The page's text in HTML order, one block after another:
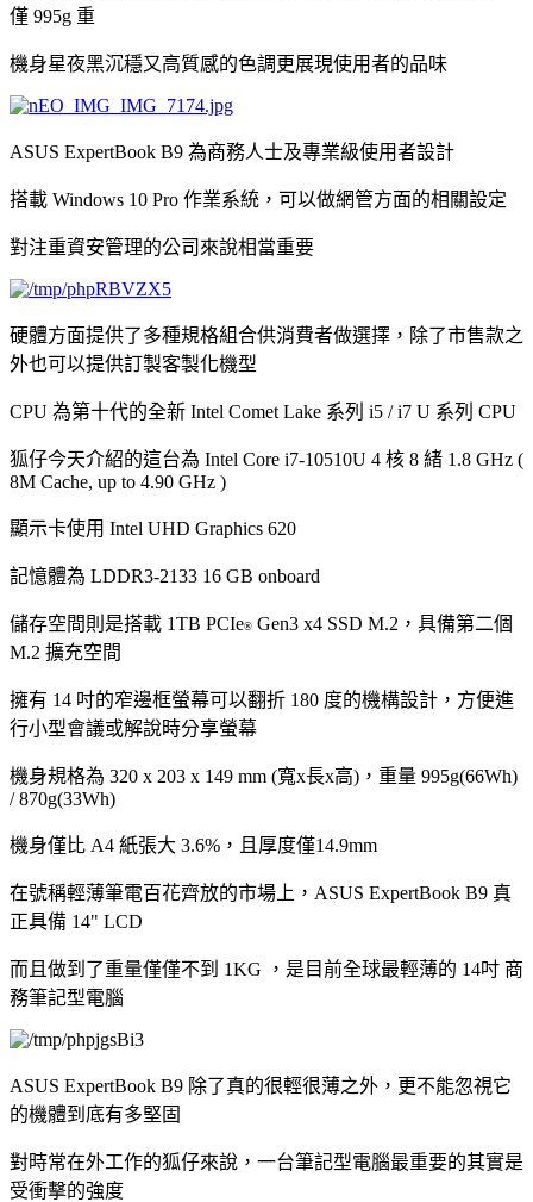
僅 995g 重
機身星夜黑沉穩又高質感的色調更展現使用者的品味
ASUS ExpertBook B9 為商務人士及專業級使用者設計
搭載 Windows 10 Pro 作業系統，可以做網管方面的相關設定
對注重資安管理的公司來說相當重要
硬體方面提供了多種規格組合供消費者做選擇，除了市售款之
外也可以提供訂製客製化機型
CPU 為第十代的全新 Intel Comet Lake 系列 i5 / i7 U 系列 CPU
狐仔今天介紹的這台為 Intel Core i7-10510U 4 核 8 緒 1.8 GHz (
8M Cache, up to 4.90 GHz )
顯示卡使用 Intel UHD Graphics 620
記憶體為 LDDR3-2133 16 GB onboard
儲存空間則是搭載 1TB PCIe® Gen3 x4 SSD M.2，具備第二個
M.2 擴充空間
擁有 14 吋的窄邊框螢幕可以翻折 180 度的機構設計，方便進
行小型會議或解說時分享螢幕
機身規格為 320 x 203 x 149 mm (寬x長x高)，重量 995g(66Wh)
/ 870g(33Wh)
機身僅比 A4 紙張大 3.6%，且厚度僅14.9mm
在號稱輕薄筆電百花齊放的市場上，ASUS ExpertBook B9 真
正具備 14" LCD
而且做到了重量僅僅不到 1KG ，是目前全球最輕薄的 14吋 商
務筆記型電腦
ASUS ExpertBook B9 除了真的很輕很薄之外，更不能忽視它
的機體到底有多堅固
對時常在外工作的狐仔來說，一台筆記型電腦最重要的其實是
受衝擊的強度